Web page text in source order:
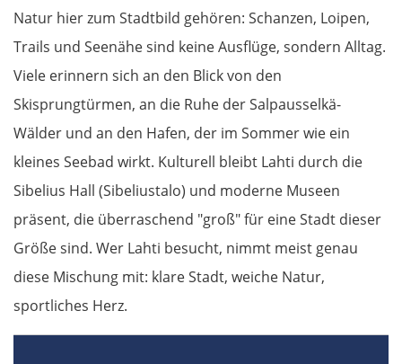
Natur hier zum Stadtbild gehören: Schanzen, Loipen,
Trails und Seenähe sind keine Ausflüge, sondern Alltag.
Viele erinnern sich an den Blick von den
Skisprungtürmen, an die Ruhe der Salpausselkä-
Wälder und an den Hafen, der im Sommer wie ein
kleines Seebad wirkt. Kulturell bleibt Lahti durch die
Sibelius Hall (Sibeliustalo) und moderne Museen
präsent, die überraschend "groß" für eine Stadt dieser
Größe sind. Wer Lahti besucht, nimmt meist genau
diese Mischung mit: klare Stadt, weiche Natur,
sportliches Herz.
Deutschland Ost
Frankfurt (Oder)
Fürstenwalde
Berlin
Lübben
Spreewald
Senftenberg